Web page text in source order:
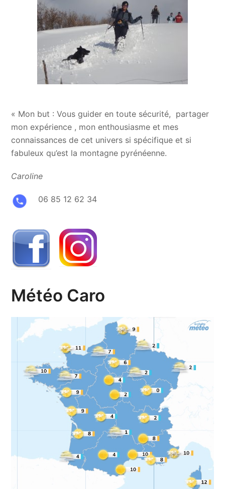
« Mon but : Vous guider en toute sécurité, partager
mon expérience , mon enthousiasme et mes
connaissances de cet univers si spécifique et si
fabuleux qu’est la montagne pyrénéenne.
Caroline
06 85 12 62 34
Météo Caro